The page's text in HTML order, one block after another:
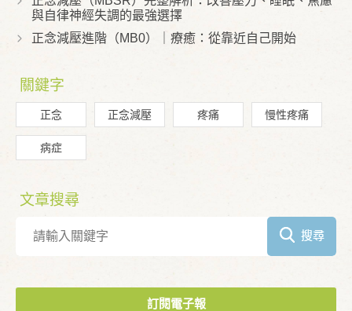
與自律神經失調的最強選擇
正念減壓進階（MB0）｜療癒：從靠近自己開始
關鍵字
正念 正念減壓 疼痛 慢性疼痛
病症
文章搜尋
搜尋
訂閱電子報